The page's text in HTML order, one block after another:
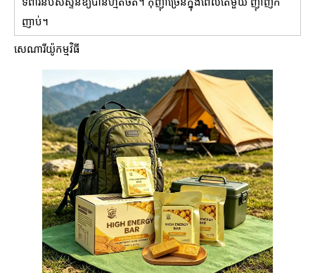
ញាប់។
សេណារីយ៉ូកម្មវិធី